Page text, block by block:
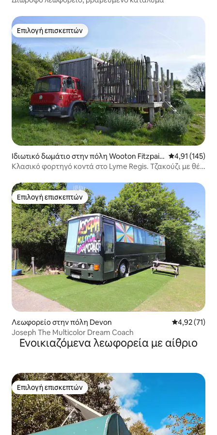
Επιλογή επισκεπτών
Επιλογή επισκεπτών
Ιδιωτικό δωμάτιο στην πόλη Wooton Fitzpain
e
Μέση
4,91 (145)
Κλασικό φορτηγό κοντά στο Lyme Regis. Τζακούζι με θέα
Επιλογή επισκεπτών
Επιλογή επισκεπτών
Λεωφορείο στην πόλη Devon Μέση
4,92 (71)
Joseph The Multicolor Dream Coach
Ενοικιαζόμενα λεωφορεία με αίθριο
Επιλογή επισκεπτών
Επιλογή επισκεπτών